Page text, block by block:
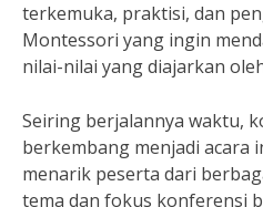
terkemuka, praktisi, dan
Montessori yang ingin
nilai-nilai yang diajarkan
Seiring berjalannya waktu,
berkembang menjadi acara
menarik peserta dari
tema dan fokus konferensi